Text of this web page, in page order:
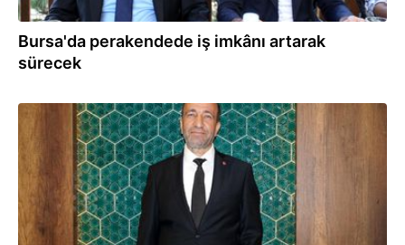
Bursa'da perakendede iş imkânı artarak
sürecek
26.07.2021